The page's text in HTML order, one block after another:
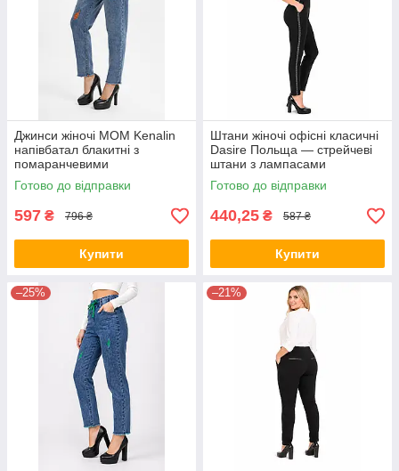
Джинси жіночі МОМ Kenalin
напівбатал блакитні з
помаранчевими
потертостями та шнурком 28
Готово до відправки
597 ₴ 796 ₴
Купити
Штани жіночі офісні класичні
Dasire Польща — стрейчеві
штани з лампасами
Готово до відправки
440,25 ₴ 587 ₴
Купити
–25% –21%